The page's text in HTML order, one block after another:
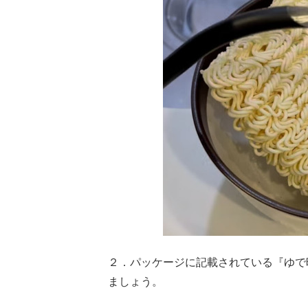
２．パッケージに記載されている『ゆ
ましょう。